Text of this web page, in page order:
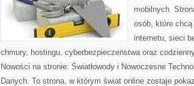
mobilnych.
osób, które
internetu, sieci
chmury, hostingu, cyberbezpieczeństwa oraz
Nowości na stronie: Światłowody i Nowoczesne
Danych. To strona, w którym świat online zostaje